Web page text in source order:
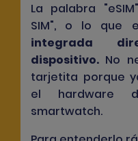
La palabra
SIM", o lo que
integrada
dispositivo. No
tarjetita porque
el hardware
smartwatch.